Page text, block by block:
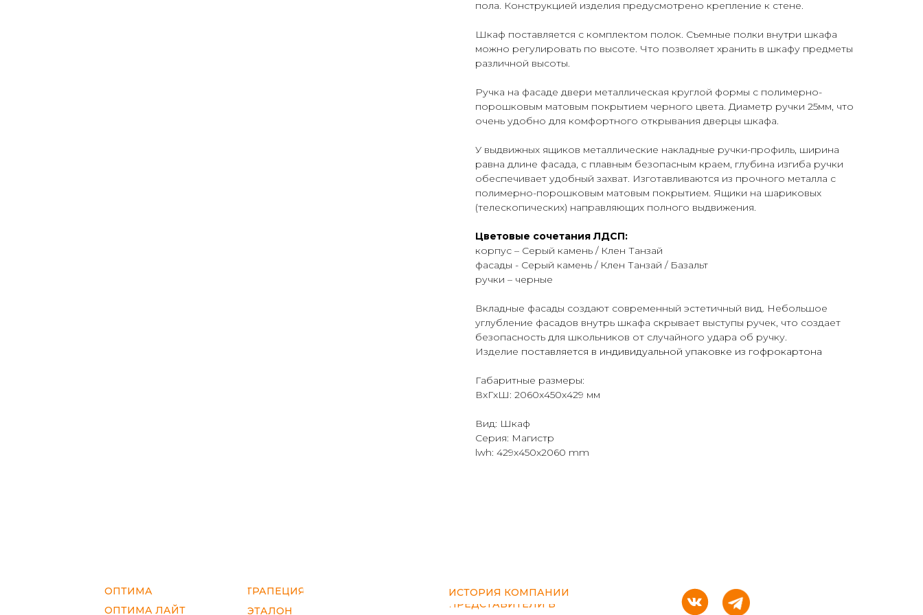
пола. Конструкцией изделия предусмотрено крепление к стене.
Шкаф поставляется с комплектом полок. Съемные полки внутри шкафа
можно регулировать по высоте. Что позволяет хранить в шкафу предметы
различной высоты.
Ручка на фасаде двери металлическая круглой формы с полимерно-
порошковым матовым покрытием черного цвета. Диаметр ручки 25мм, что
очень удобно для комфортного открывания дверцы шкафа.
У выдвижных ящиков металлические накладные ручки-профиль, ширина
равна длине фасада, с плавным безопасным краем, глубина изгиба ручки
обеспечивает удобный захват. Изготавливаются из прочного металла с
полимерно-порошковым матовым покрытием. Ящики на шариковых
(телескопических) направляющих полного выдвижения.
Цветовые сочетания ЛДСП:
корпус – Серый камень / Клен Танзай
фасады - Серый камень / Клен Танзай / Базальт
ручки – черные
Вкладные фасады создают современный эстетичный вид. Небольшое
углубление фасадов внутрь шкафа скрывает выступы ручек, что создает
безопасность для школьников от случайного удара об ручку.
Изделие поставляется в индивидуальной упаковке из гофрокартона
Габаритные размеры:
ВxГxШ: 2060x450x429 мм
Вид: Шкаф
Серия: Магистр
lwh: 429x450x2060 mm
ПРЕДСТАВИТЕЛИ В
ИСТОРИЯ КОМПАНИИ
ЭТАЛОН
ТРАПЕЦИЯ
ОПТИМА ЛАЙТ
ОПТИМА